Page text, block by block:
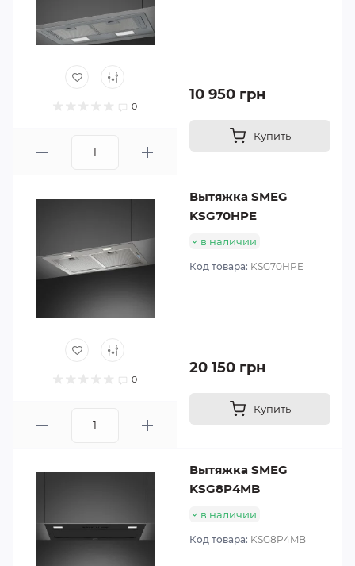
0
10 950 грн
Купить
0
Вытяжка SMEG
KSG70HPE
в наличии
Код товара: KSG70HPE
20 150 грн
Купить
Вытяжка SMEG
KSG8P4MB
в наличии
Код товара: KSG8P4MB